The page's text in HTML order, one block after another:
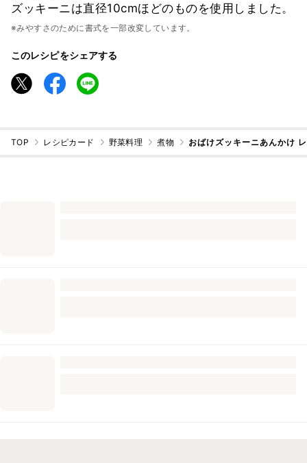
ズッキーニは直径10cmほどのものを使用しました。
※みやすさのために書式を一部改変しています。
このレシピをシェアする
TOP レシピカード 野菜料理 煮物 おばけズッキーニあんかけ